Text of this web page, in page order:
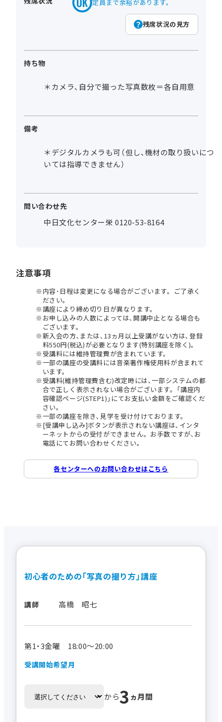
定員まで余裕があります。
残席状況の見方
持ち物
＊カメラ、自分で撮った写真数枚＝各自用意
備考
＊デジタルカメラも可（但し、機材の取り扱いにつ
いては指導できません）
問い合わせ先
中日文化センター栄 0120-53-8164
注意事項
内容･日程は変更になる場合がございます。ご了承く
ださい。
講座により締め切り日が異なります。
お申し込みの人数によっては､開講中止となる場合も
ございます。
新入会の方､または､13ヵ月以上受講がない方は､登録
料550円(税込)が必要となります(特別講座を除く)。
受講料には維持管理費が含まれています。
一部の講座の受講料には音楽著作権使用料が含まれて
います。
受講料(維持管理費含む)改定時には､一部システムの都
合で正しく表示されない場合がございます。｢講座内
容確認ページ(STEP1)｣にてお支払い金額をご確認くだ
さい。
一部の講座を除き､見学を受け付けております。
[受講申し込み]ボタンが表示されない講座は､インタ
ーネットからの受付ができません。お手数ですが､お
電話にてお問い合わせください。
各センターへのお問い合わせはこちら
初心者のための「写真の撮り方」講座
講師 高橋 昭七
第1・3金曜 18:00～20:00
受講開始希望月
から3 ヵ月間